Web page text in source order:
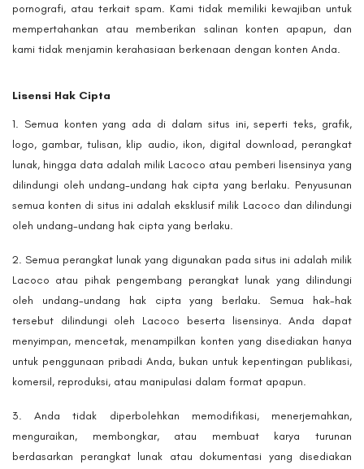
pornografi, atau terkait spam. Kami tidak memiliki kewajiban untuk
mempertahankan atau memberikan salinan konten apapun, dan
kami tidak menjamin kerahasiaan berkenaan dengan konten Anda.
Lisensi Hak Cipta
Semua konten yang ada di dalam situs ini, seperti teks, grafik,
logo, gambar, tulisan, klip audio, ikon, digital download, perangkat
lunak, hingga data adalah milik Lacoco atau pemberi lisensinya yang
dilindungi oleh undang-undang hak cipta yang berlaku. Penyusunan
semua konten di situs ini adalah eksklusif milik Lacoco dan dilindungi
oleh undang-undang hak cipta yang berlaku.
Semua perangkat lunak yang digunakan pada situs ini adalah milik
Lacoco atau pihak pengembang perangkat lunak yang dilindungi
oleh undang-undang hak cipta yang berlaku. Semua hak-hak
tersebut dilindungi oleh Lacoco beserta lisensinya. Anda dapat
menyimpan, mencetak, menampilkan konten yang disediakan hanya
untuk penggunaan pribadi Anda, bukan untuk kepentingan publikasi,
komersil, reproduksi, atau manipulasi dalam format apapun.
Anda tidak diperbolehkan memodifikasi, menerjemahkan,
menguraikan, membongkar, atau membuat karya turunan
berdasarkan perangkat lunak atau dokumentasi yang disediakan